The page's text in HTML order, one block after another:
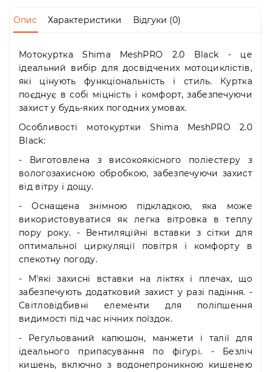
09:00
-
Сб
10:00
-
19:00
-
вихідний
Опис Характеристики Відгуки (0)
Мотокуртка Shima MeshPRO 2.0 Black - це
ідеальний вибір для досвідчених мотоциклістів,
які цінують функціональність і стиль. Куртка
поєднує в собі міцність і комфорт, забезпечуючи
захист у будь-яких погодних умовах.
Особливості мотокуртки Shima MeshPRO 2.0
Black:
- Виготовлена з високоякісного поліестеру з
вологозахисною обробкою, забезпечуючи захист
від вітру і дощу.
- Оснащена знімною підкладкою, яка може
використовуватися як легка вітровка в теплу
пору року. - Вентиляційні вставки з сітки для
оптимальної циркуляції повітря і комфорту в
спекотну погоду.
- М'які захисні вставки на ліктях і плечах, що
забезпечують додатковий захист у разі падіння. -
Світловідбивні елементи для поліпшення
видимості під час нічних поїздок.
- Регульований капюшон, манжети і талії для
ідеального припасування по фігурі. - Безліч
кишень, включно з водонепроникною кишенею